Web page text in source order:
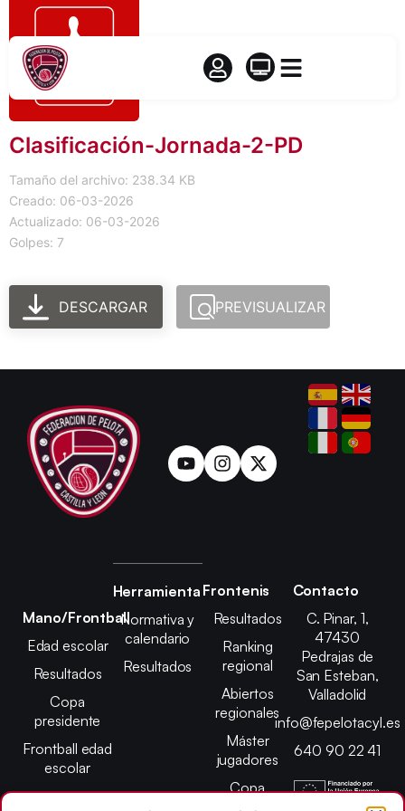
Clasificación-Jornada-2-PD
Tamaño del archivo: 238.34 KB
Creado: 06-03-2026
Actualizado: 06-03-2026
Golpes: 7
DESCARGAR PREVISUALIZAR
Mano/Frontball
Edad escolar
Resultados
Copa
presidente
Frontball edad
escolar
Herramienta
Normativa y
calendario
Resultados
Frontenis
Resultados
Ranking
regional
Abiertos
regionales
Máster
jugadores
Copa
presidente
Contacto
C. Pinar, 1,
47430
Pedrajas de
San Esteban,
Valladolid
info@fepelotacyl.es
640 90 22 41